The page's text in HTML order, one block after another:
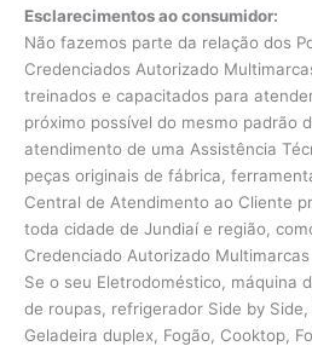
Esclarecimentos ao consumidor:
Não fazemos parte da relação dos
Credenciados Autorizado
treinados e capacitados para
próximo possível do mesmo padrão
atendimento de uma Assistência
peças originais de fábrica,
Central de Atendimento ao Cliente
toda cidade de Jundiaí e região,
Credenciado Autorizado
Se o seu Eletrodoméstico, máquina
de roupas, refrigerador Side by
Geladeira duplex, Fogão, Cooktop,